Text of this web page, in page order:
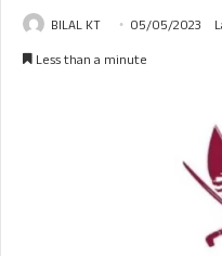
BILAL KT 05/05/2023
Less than a minute